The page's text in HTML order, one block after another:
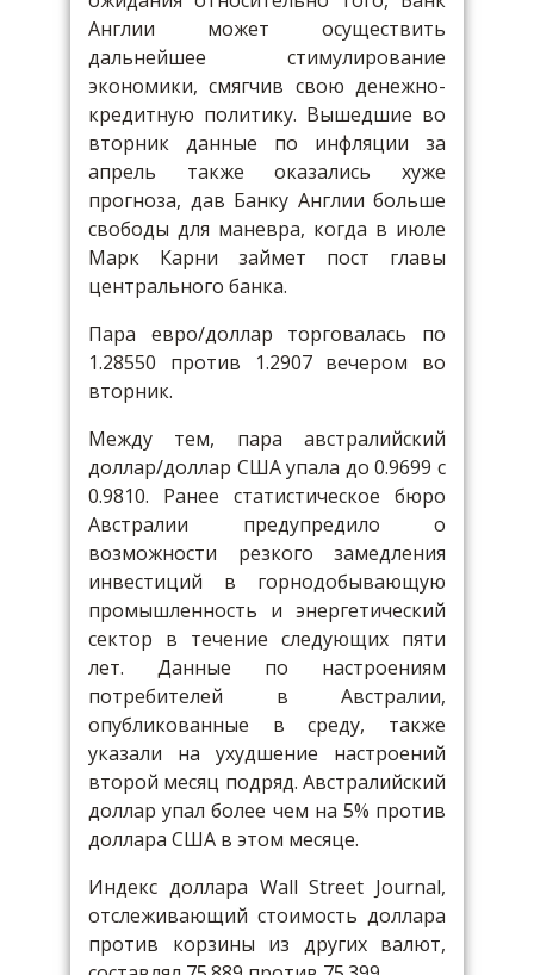
Англии может осуществить
дальнейшее стимулирование
экономики, смягчив свою денежно-
кредитную политику. Вышедшие во
вторник данные по инфляции за
апрель также оказались хуже
прогноза, дав Банку Англии больше
свободы для маневра, когда в июле
Марк Карни займет пост главы
центрального банка.
Пара евро/доллар торговалась по
1.28550 против 1.2907 вечером во
вторник.
Между тем, пара австралийский
доллар/доллар США упала до 0.9699 с
0.9810. Ранее статистическое бюро
Австралии предупредило о
возможности резкого замедления
инвестиций в горнодобывающую
промышленность и энергетический
сектор в течение следующих пяти
лет. Данные по настроениям
потребителей в Австралии,
опубликованные в среду, также
указали на ухудшение настроений
второй месяц подряд. Австралийский
доллар упал более чем на 5% против
доллара США в этом месяце.
Индекс доллара Wall Street Journal,
отслеживающий стоимость доллара
против корзины из других валют,